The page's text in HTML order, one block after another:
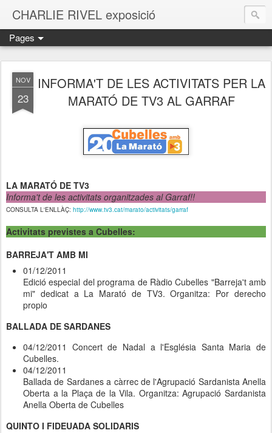
CHARLIE RIVEL exposició
Pages
NOV
23
INFORMA'T DE LES ACTIVITATS PER LA
MARATÓ DE TV3 AL GARRAF
LA MARATÓ DE TV3
Informa't de les activitats organitzades al Garraf!!
CONSULTA L'ENLLÀÇ: http://www.tv3.cat/marato/activitats/garraf
Activitats previstes a Cubelles:
BARREJA'T AMB MI
01/12/2011
Edició especial del programa de Ràdio Cubelles "Barreja't amb
mi" dedicat a La Marató de TV3. Organitza: Por derecho
propio
BALLADA DE SARDANES
04/12/2011 Concert de Nadal a l'Església Santa Maria de
Cubelles.
04/12/2011
Ballada de Sardanes a càrrec de l'Agrupació Sardanista Anella
Oberta a la Plaça de la Vila. Organitza: Agrupació Sardanista
Anella Oberta de Cubelles
QUINTO I FIDEUADA SOLIDARIS